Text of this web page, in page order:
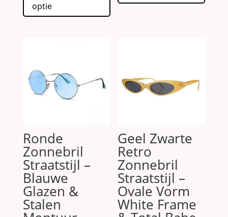
optie
heeft
gekozen
productpagina
Ronde
Zonnebril
Straatstijl –
Blauwe
Glazen &
Stalen
Geel Zwarte
Retro
Zonnebril
Straatstijl –
Ovale Vorm
White Frame